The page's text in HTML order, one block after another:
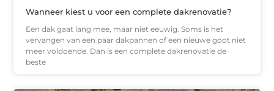
Wanneer kiest u voor een complete dakrenovatie?
Een dak gaat lang mee, maar niet eeuwig. Soms is het
vervangen van een paar dakpannen of een nieuwe goot niet
meer voldoende. Dan is een complete dakrenovatie de
beste